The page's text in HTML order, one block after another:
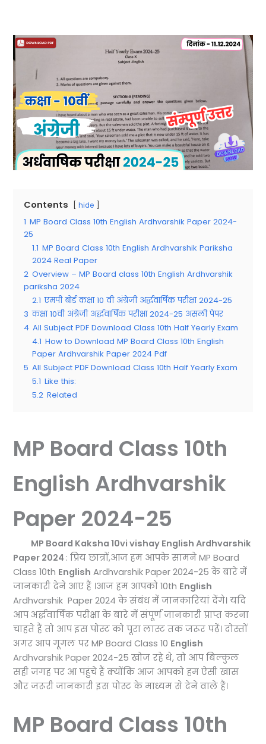
Contents hide
1 MP Board Class 10th English Ardhvarshik Paper 2024-
25
1.1 MP Board Class 10th English Ardhvarshik Pariksha
2024 Real Paper
2 Overview – MP Board class 10th English Ardhvarshik
pariksha 2024
2.1 एमपी बोर्ड कक्षा 10 वी अंग्रेजी अर्द्धवार्षिक परीक्षा 2024-25
3 कक्षा 10वी अंग्रेजी अर्द्धवार्षिक परीक्षा 2024-25 असली पेपर
4 All Subject PDF Download Class 10th Half Yearly Exam
4.1 How to Download MP Board Class 10th English
Paper Ardhvarshik Paper 2024 Pdf
5 All Subject PDF Download Class 10th Half Yearly Exam
5.1 Like this:
5.2 Related
MP Board Class 10th
English Ardhvarshik
Paper 2024-25
MP Board Kaksha 10vi vishay English Ardhvarshik
Paper 2024 : प्रिय छात्रों,आज हम आपके सामने MP Board
Class 10th English Ardhvarshik Paper 2024-25 के बारे में
जानकारी देने आए हैं ।आज हम आपको 10th English
Ardhvarshik Paper 2024 के संबंध में जानकारियां देंगे। यदि
आप अर्द्धवार्षिक परीक्षा के बारे में संपूर्ण जानकारी प्राप्त करना
चाहते हैं तो आप इस पोस्ट को पूरा लास्ट तक जरूर पढ़ें। दोस्तों
अगर आप गूगल पर MP Board Class 10 English
Ardhvarshik Paper 2024-25 खोज रहे थे, तो आप बिल्कुल
सही जगह पर आ पहुंचे हैं क्योंकि आज आपको हम ऐसी खास
और जरूरी जानकारी इस पोस्ट के माध्यम से देने वाले हैं।
MP Board Class 10th